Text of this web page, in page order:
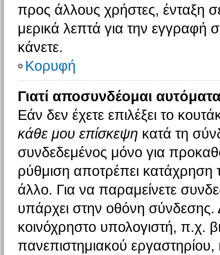
προς άλλους χρήστες, ένταξη
μερικά λεπτά για την
κάνετε.
Κορυφή
Γιατί αποσυνδέομαι
Εάν δεν έχετε επιλέξει το
κάθε μου επίσκεψη κατά τη
συνδεδεμένος μόνο για
ρύθμιση αποτρέπει
άλλο. Για να παραμείνετε
υπάρχει στην οθόνη σύνδεσης.
κοινόχρηστο υπολογιστή, π.χ.
πανεπιστημιακού